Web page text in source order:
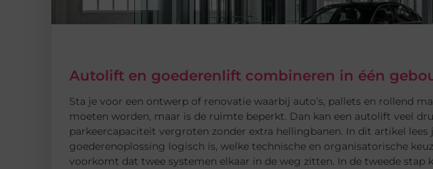
Autolift en goederenlift combineren in één
Sta je voor een ontwerp of renovatie waarbij auto’s, pallets en rollend
moeten worden, maar is de ruimte beperkt. Dan kan een autolift veel
parkeercapaciteit vergroten zonder extra hellingbanen. In dit artikel
goederenoplossing logisch is, welke technische en organisatorische
voorkomt dat twee systemen elkaar in de weg zitten. In de tweede stap